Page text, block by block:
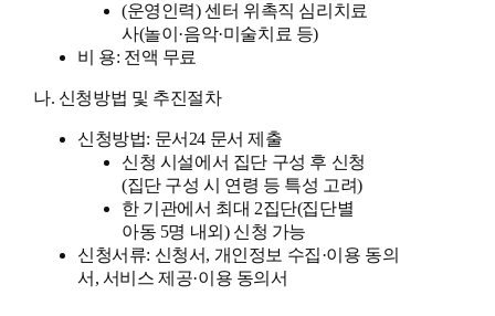
(운영인력) 센터 위촉직 심리치료
사(놀이·음악·미술치료 등)
비 용: 전액 무료
나. 신청방법 및 추진절차
신청방법: 문서24 문서 제출
신청 시설에서 집단 구성 후 신청
(집단 구성 시 연령 등 특성 고려)
한 기관에서 최대 2집단(집단별
아동 5명 내외) 신청 가능
신청서류: 신청서, 개인정보 수집·이용 동의
서, 서비스 제공·이용 동의서